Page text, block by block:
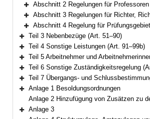
Bereich erweitern
Abschnitt 2 Regelungen für Professoren und Professorinnen, Juniorprofessoren und Juniorprofessorinnen, Nachwuchsprofessoren und
Bereich erweitern
Abschnitt 3 Regelungen für Richter, Richterinnen, Staatsanwälte
Bereich erweitern
Abschnitt 4 Regelung für Prüfungsgebietsleiter und Prüfungsgebietsleiterinnen beim
Bereich erweitern
Teil 3 Nebenbezüge (Art. 51–90)
Bereich erweitern
Teil 4 Sonstige Leistungen (Art. 91–99b)
Bereich erweitern
Teil 5 Arbeitnehmer und
Bereich erweitern
Teil 6 Sonstige Zuständigkeitsregelung
Bereich erweitern
Teil 7 Übergangs- und
Bereich erweitern
Anlage 1 Besoldungsordnungen
Anlage 2 Hinzufügung von Zusätzen zu den
Bereich erweitern
Anlage 3